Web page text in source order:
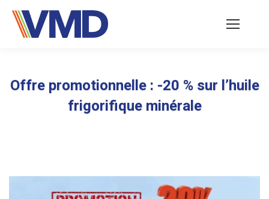
Offre promotionnelle : -20 % sur l’huile
frigorifique minérale